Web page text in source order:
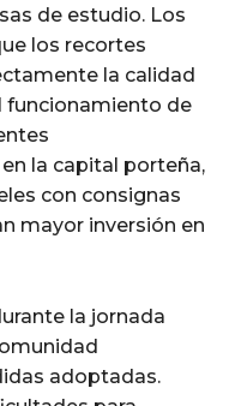
de estudio. Los
los recortes
la calidad
funcionamiento de
la capital porteña,
con consignas
mayor inversión en
la jornada
adoptadas.